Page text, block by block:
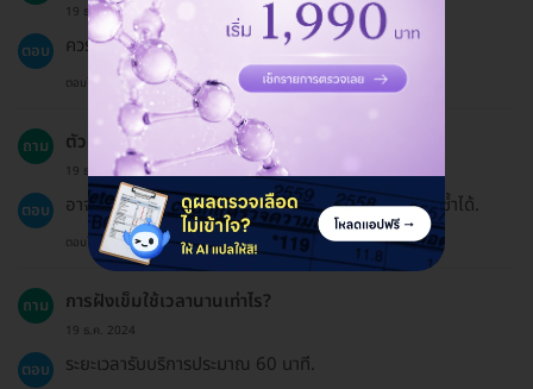
19 ธ.ค. 2024
ตอบ ควรงดออกกำลังกายหักโหมและพักผ่อนให้เพียงพอ.
ตอบโดยทีมงาน HD
ถาม ตัวอย่างผลข้างเคียงหลังฝังเข็มมีอะไรบ้าง?
19 ธ.ค. 2024
ตอบ อาจมีอาการเจ็บปวด, หน้ามืด, วิงเวียน, หรือเกิดรอยฟกช้ำได้.
ตอบโดยทีมงาน HD
ถาม การฝังเข็มใช้เวลานานเท่าไร?
19 ธ.ค. 2024
ตอบ ระยะเวลารับบริการประมาณ 60 นาที.